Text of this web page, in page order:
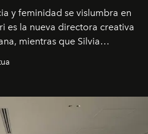
y feminidad se vislumbra en
es la nueva directora creativa
mientras que Silvia